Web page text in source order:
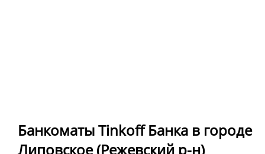
Банкоматы Tinkoff Банка в городе
Липовское (Режевский р-н)